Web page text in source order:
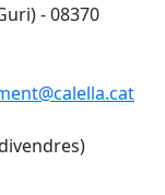
- 08370